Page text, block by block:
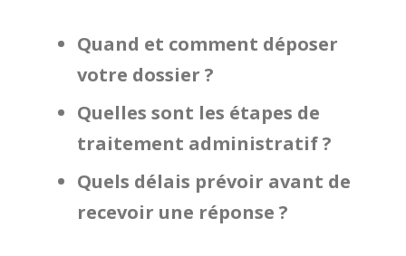
Quand et comment déposer
votre dossier ?
Quelles sont les étapes de
traitement administratif ?
Quels délais prévoir avant de
recevoir une réponse ?